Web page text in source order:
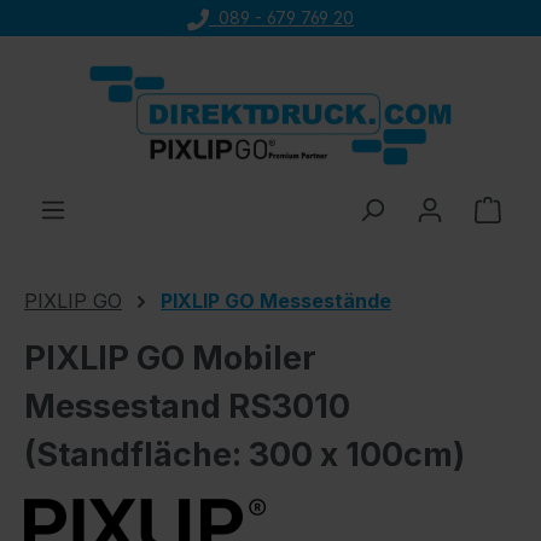
Zum Hauptinhalt springen089 - 679 769 20
PIXLIP GO PIXLIP GO Messestände
PIXLIP GO Mobiler
Messestand RS3010
(Standfläche: 300 x 100cm)